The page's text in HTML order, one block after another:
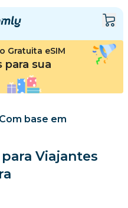
Gratuita eSIM
para sua
Com base em
Viajantes